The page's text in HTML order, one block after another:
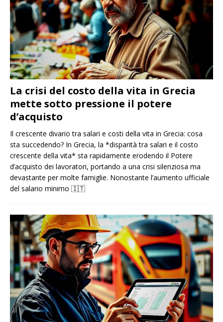
La crisi del costo della vita in Grecia
mette sotto pressione il potere
d’acquisto
Il crescente divario tra salari e costi della vita in Grecia: cosa
sta succedendo? In Grecia, la *disparità tra salari e il costo
crescente della vita* sta rapidamente erodendo il Potere
d’acquisto dei lavoratori, portando a una crisi silenziosa ma
devastante per molte famiglie. Nonostante l’aumento ufficiale
del salario minimo 🇮🇹